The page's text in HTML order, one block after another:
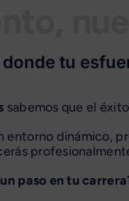
tu
sabemos que el
entorno dinámico,
paso en tu